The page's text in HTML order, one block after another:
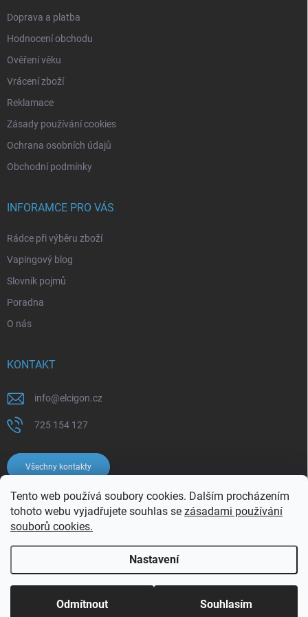
Tento web používá soubory cookies. Dalším procházením
tohoto webu vyjadřujete souhlas se zásadami používání
souborů cookies.
Nastavení
Odmítnout Souhlasím
Doprava a platba
Hodnocení obchodu
Ověření věku
Vrácení zboží
Reklamace
Zásady používání cookies
Ochrana osobních údajů
Obchodní podmínky
INFORAMCE PRO VÁS
Rádce při výběru zboží
Vapingový blog
Slovník pojmů
Poradna
O nás
KONTAKT
info@elcigon.cz
725 154 127
Všechny kontakty
Copyright 2026Elcigon.cz. Všechna práva vyhrazena.Upravit nastavení
cookies